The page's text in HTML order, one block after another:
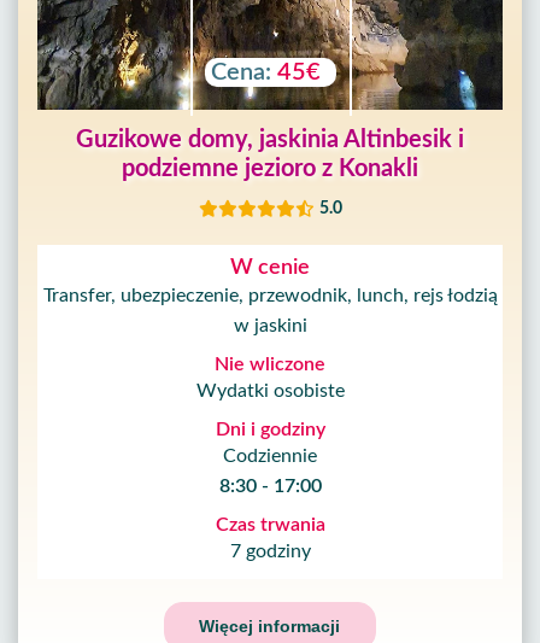
Cena: 45€
Guzikowe domy, jaskinia Altinbesik i
podziemne jezioro z Konakli
5.0
W cenie
Transfer, ubezpieczenie, przewodnik, lunch, rejs łodzią
w jaskini
Nie wliczone
Wydatki osobiste
Dni i godziny
Codziennie
8:30 - 17:00
Czas trwania
7 godziny
Więcej informacji